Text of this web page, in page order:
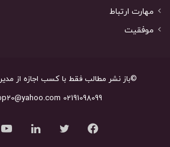
مهارت ارتباط
موفقیت
©باز نشر مطالب فقط با کسب اجازه از
02191098099 lotus.shop20@yahoo.com
فیس توییترلینکدین